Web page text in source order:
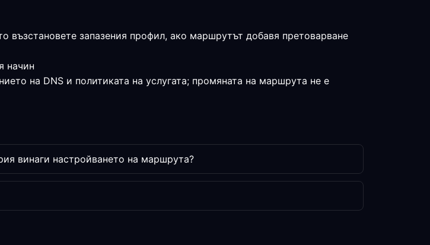
възстановете запазения профил, ако маршрутът добавя претоварване
начин
на DNS и политиката на услугата; промяната на маршрута не е
винаги настройването на маршрута?